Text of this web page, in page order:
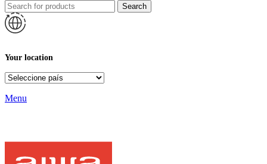
Search
Your location
Menu